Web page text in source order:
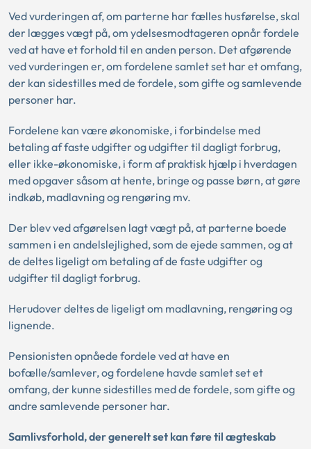
Ved vurderingen af, om parterne har fælles husførelse, skal
der lægges vægt på, om ydelsesmodtageren opnår fordele
ved at have et forhold til en anden person. Det afgørende
ved vurderingen er, om fordelene samlet set har et omfang,
der kan sidestilles med de fordele, som gifte og samlevende
personer har.
Fordelene kan være økonomiske, i forbindelse med
betaling af faste udgifter og udgifter til dagligt forbrug,
eller ikke-økonomiske, i form af praktisk hjælp i hverdagen
med opgaver såsom at hente, bringe og passe børn, at gøre
indkøb, madlavning og rengøring mv.
Der blev ved afgørelsen lagt vægt på, at parterne boede
sammen i en andelslejlighed, som de ejede sammen, og at
de deltes ligeligt om betaling af de faste udgifter og
udgifter til dagligt forbrug.
Herudover deltes de ligeligt om madlavning, rengøring og
lignende.
Pensionisten opnåede fordele ved at have en
bofælle/samlever, og fordelene havde samlet set et
omfang, der kunne sidestilles med de fordele, som gifte og
andre samlevende personer har.
Samlivsforhold, der generelt set kan føre til ægteskab